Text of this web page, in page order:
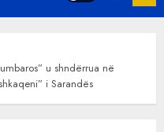
u shndërrua në
i Sarandës